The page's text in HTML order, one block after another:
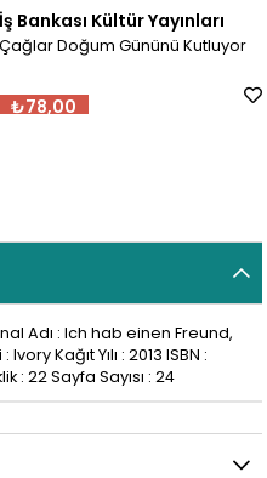
İş Bankası Kültür Yayınları
Çağlar Doğum Gününü Kutluyor
₺78,00
Adı : Ich hab einen Freund,
Kağıt Yılı : 2013 ISBN :
: 22 Sayfa Sayısı : 24